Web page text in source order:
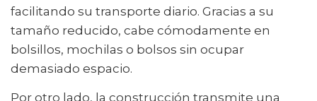
facilitando su transporte diario. Gracias a su
tamaño reducido, cabe cómodamente en
bolsillos, mochilas o bolsos sin ocupar
demasiado espacio.
Por otro lado, la construcción transmite una